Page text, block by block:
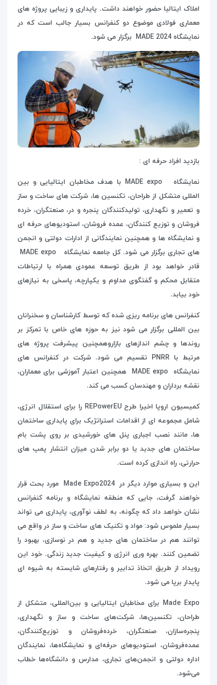
املاک ایتالیا حضور خواهند داشت. پایداری و زیبایی پروژه های
معماری فولادی موضوع دو کنفرانس بسیار جالب است که در
نمایشگاه MADE 2024 برگزار می شود.
بازدید افراد حرفه ای :
نمایشگاه expo MADE با هدف مخاطبان ایتالیایی و بین
المللی متشکل از طراحان، تکنسین ها، شرکت های ساخت و ساز
و تعمیر و نگهداری، تولیدکنندگان پنجره و در، صنعتگران، خرده
فروشان و توزیع کنندگان، عمده فروشان، استودیوهای حرفه ای
و نمایشگاه ها و همچنین نمایندگانی از ادارات دولتی و انجمن
های تجاری برگزار می شود. کل جامعه نمایشگاه expo
MADE
قادر خواهد بود از طریق توسعه عمودی همراه با ارتباطات
متقابل محکم و گفتگوی مداوم و یکپارچه، پاسخی به نیازهای
خود بیابد.
کنفرانس های برنامه ریزی شده که توسط کارشناسان و سخنرانان
بین المللی برگزار می شود نیز به حوزه های خاص با تمرکز بر
روندها و چشم اندازهای بازاروهمچنین پیشرفت پروژه های
مرتبط با PNRR تقسیم می شود. شرکت در کنفرانس های
نمایشگاه expo
MADE
همچنین اعتبار آموزشی برای معماران،
نقشه برداران و مهندسان کسب می کند.
کمیسیون اروپا اخیرا طرحREPowerEU را برای استقلال انرژی،
شامل مجموعه ای از اقدامات استراتژیک برای پایداری ساختمان
ها، مانند نصب اجباری پنل های خورشیدی بر روی پشت بام
ساختمان های جدید یا دو برابر شدن میزان انتشار پمپ های
حرارتی، راه اندازی کرده است.
این و بسیاری موارد دیگر در 2024 Made Expo مورد بحث قرار
خواهند گرفت، جایی که منطقه نمایشگاه و برنامه کنفرانس
نشان خواهد داد که چگونه، به لطف نوآوری، پایداری می تواند
بسیار ملموس شود: مواد و تکنیک های ساخت و ساز در واقع می
توانند هم در ساختمان های جدید و هم در نوسازی، بهبود را
تضمین کنند. بهره وری انرژی و کیفیت جدید زندگی. خود این
رویداد از طریق اتخاذ تدابیر و رفتارهای شایسته به شیوه ای
پایدار برپا می شود.
Made Expo برای مخاطبان ایتالیایی و بین‌المللی، متشکل از
طراحان، تکنسین‌ها، شرکت‌های ساخت و ساز و نگهداری،
پنجره‌سازان، صنعتگران، خرده‌فروشان و توزیع‌کنندگان،
عمده‌فروشان، استودیوهای حرفه‌ای و نمایشگاه‌ها، نمایندگان
اداره دولتی و انجمن‌های تجاری، مدارس و دانشگاه‌ها خطاب
می‌شود.